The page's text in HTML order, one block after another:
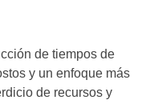
de tiempos de
y un enfoque más
de recursos y